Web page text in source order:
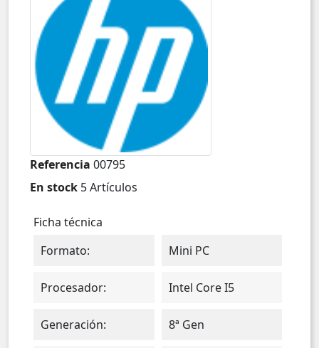
Referencia 00795
En stock 5 Artículos
Ficha técnica
Formato:
Mini PC
Procesador: Intel Core I5
Generación: 8ª Gen